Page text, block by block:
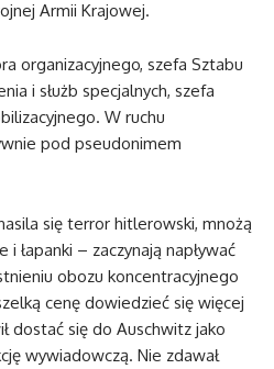
Armii Krajowej.
organizacyjnego, szefa Sztabu
i służb specjalnych, szefa
W ruchu
pod pseudonimem
się terror hitlerowski, mnożą
łapanki – zaczynają napływać
obozu koncentracyjnego
cenę dowiedzieć się więcej
dostać się do Auschwitz jako
wywiadowczą. Nie zdawał